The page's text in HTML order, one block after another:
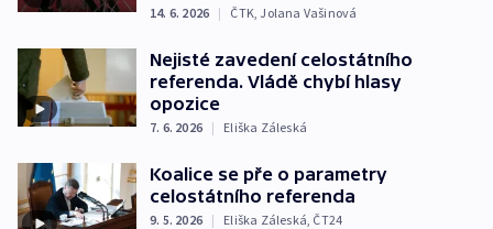
14. 6. 2026 | ČTK Jolana Vašinová
Nejisté zavedení celostátního
referenda. Vládě chybí hlasy
opozice
7. 6. 2026 | Eliška Záleská
Koalice se pře o parametry
celostátního referenda
9. 5. 2026 | Eliška Záleská ČT24